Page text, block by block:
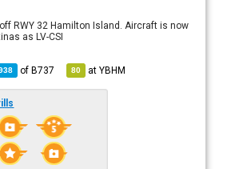
RWY 32 Hamilton Island. Aircraft is now
as LV-CSI
ofB737 80 atYBHM